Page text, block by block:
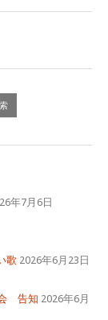
年7月6日
歌 2026年6月23日
会 告知 2026年6月